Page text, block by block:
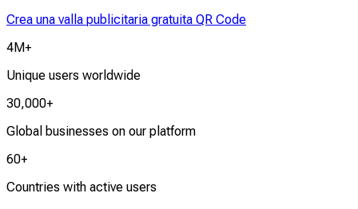
Crea una valla publicitaria gratuita QR Code
4M+
Unique users worldwide
30,000+
Global businesses on our platform
60+
Countries with active users